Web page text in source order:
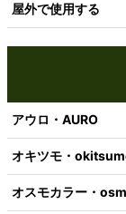
屋外で使用する
アウロ・AURO
オキツモ・
オスモカラー・